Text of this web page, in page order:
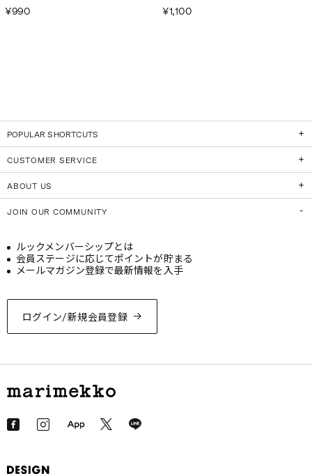
¥990
¥1,100
POPULAR SHORTCUTS
CUSTOMER SERVICE
ABOUT US
JOIN OUR COMMUNITY
ログイン/新規会員登録
ルックメンバーシップとは
会員ステージに応じてポイントが貯まる
メールマガジン登録で最新情報を入手